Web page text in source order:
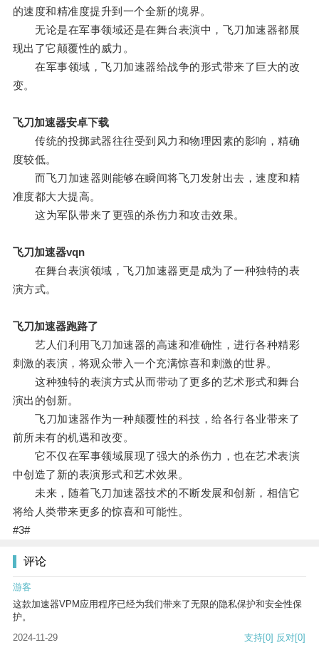
的速度和精准度提升到一个全新的境界。
无论是在军事领域还是在舞台表演中，飞刀加速器都展
现出了它颠覆性的威力。
在军事领域，飞刀加速器给战争的形式带来了巨大的改
变。
飞刀加速器安卓下载
传统的投掷武器往往受到风力和物理因素的影响，精确
度较低。
而飞刀加速器则能够在瞬间将飞刀发射出去，速度和精
准度都大大提高。
这为军队带来了更强的杀伤力和攻击效果。
飞刀加速器vqn
在舞台表演领域，飞刀加速器更是成为了一种独特的表
演方式。
飞刀加速器跑路了
艺人们利用飞刀加速器的高速和准确性，进行各种精彩
刺激的表演，将观众带入一个充满惊喜和刺激的世界。
这种独特的表演方式从而带动了更多的艺术形式和舞台
演出的创新。
飞刀加速器作为一种颠覆性的科技，给各行各业带来了
前所未有的机遇和改变。
它不仅在军事领域展现了强大的杀伤力，也在艺术表演
中创造了新的表演形式和艺术效果。
未来，随着飞刀加速器技术的不断发展和创新，相信它
将给人类带来更多的惊喜和可能性。
#3#
评论
游客
这款加速器VPM应用程序已经为我们带来了无限的隐私保护和安全性保
护。
2024-11-29
支持[0] 反对[0]